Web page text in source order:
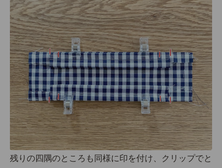
残りの四隅のところも同様に印を付け、クリップでと